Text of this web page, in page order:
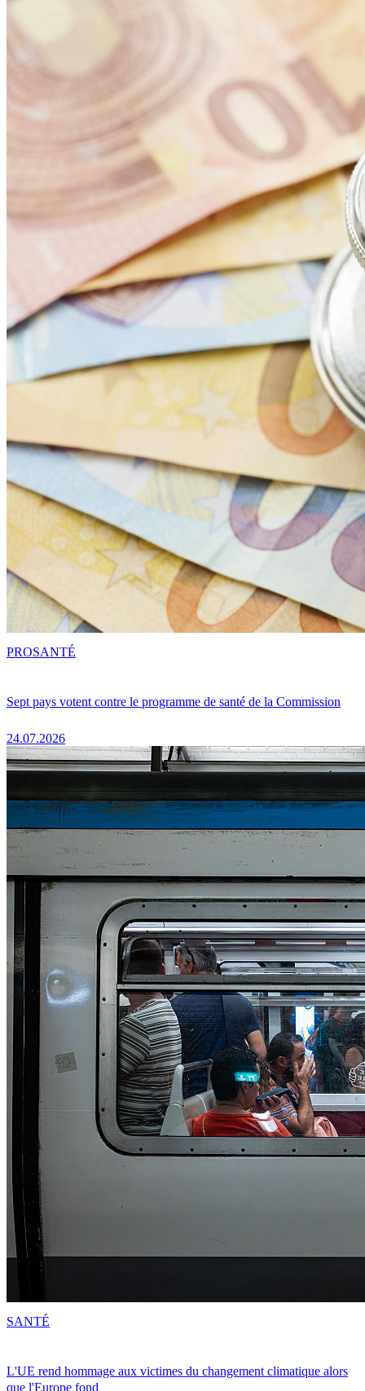
Sept pays votent contre le programme de santé de la Commission
24.07.2026
PROSANTÉ
L'UE rend hommage aux victimes du changement climatique alors
que l'Europe fond
SANTÉ